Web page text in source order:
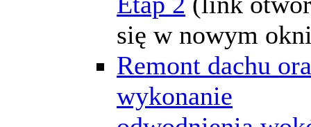
się w nowym
Remont dachu
wykonanie